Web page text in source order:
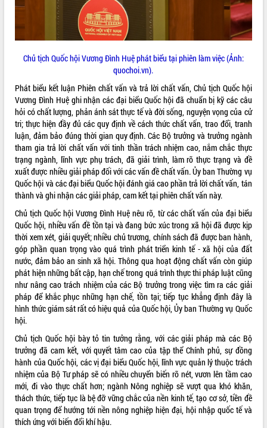
Khơi thông điểm nghẽn, đẩy nhanh
giải ngân vốn khắc phục thiên tai
HĐND tỉnh thông qua điều chỉnh Quy
hoạch tỉnh thời kỳ 2021-2030
Hội thảo góp ý hồ sơ điều chỉnh quy
hoạch tỉnh Đắk Lắk thời kỳ 2021-2030,
tầm nhìn đến năm 2050
Nâng cao hiệu quả hoạt động của các
doanh nghiệp nhà nước
Hội nghị triển khai kết nối mạng
truyền số liệu chuyên dùng phục vụ cơ
quan Đảng, Nhà nước
Lễ phát động chuỗi hoạt động chung
tay làm sạch môi trường
Xã Ea Kar bước chuyển mình trong
công tác cải cách hành chính mô hình
mới
UBND tỉnh họp báo định kỳ tháng 4
năm 2026
Hội thảo khoa học “Giải pháp thúc đẩy
phát triển nền kinh tế xanh tại tỉnh
Đắk Lắk”
Tăng cường giám sát, đôn đốc thực
hiện nhiệm vụ quản lý tài sản công
hàng tuần
Tháo gỡ những vướng mắc, đẩy mạnh
công tác cải cách thủ tục hành chính
tại Trung tâm Phục vụ hành chính
công tỉnh
Đắk Lắk: Tôn vinh 46 giải pháp tại Hội
thi Sáng tạo Kỹ thuật 2024 - 2025
Chủ tịch Quốc hội Vương Đình Huệ phát biểu tại phiên làm việc (Ảnh:
quochoi.vn).
Phát biểu kết luận Phiên chất vấn và trả lời chất vấn, Chủ tịch Quốc hội
Vương Đình Huệ ghi nhận các đại biểu Quốc hội đã chuẩn bị kỹ các câu
hỏi có chất lượng, phản ánh sát thực tế và đời sống, nguyện vọng của cử
tri; thực hiện đầy đủ các quy định về cách thức chất vấn, trao đổi, tranh
luận, đảm bảo đúng thời gian quy định. Các Bộ trưởng và trưởng ngành
tham gia trả lời chất vấn với tinh thần trách nhiệm cao, nắm chắc thực
trạng ngành, lĩnh vực phụ trách, đã giải trình, làm rõ thực trạng và đề
xuất được nhiều giải pháp đối với các vấn đề chất vấn. Ủy ban Thường vụ
Quốc hội và các đại biểu Quốc hội đánh giá cao phần trả lời chất vấn, tán
thành và ghi nhận các giải pháp, cam kết tại phiên chất vấn này.
Chủ tịch Quốc hội Vương Đình Huệ nêu rõ, từ các chất vấn của đại biểu
Quốc hội, nhiều vấn đề tồn tại và đang bức xúc trong xã hội đã được kịp
thời xem xét, giải quyết; nhiều chủ trương, chính sách đã được ban hành,
góp phần quan trọng vào quá trình phát triển kinh tế - xã hội của đất
nước, đảm bảo an sinh xã hội. Thông qua hoạt động chất vấn còn giúp
phát hiện những bất cập, hạn chế trong quá trình thực thi pháp luật cũng
như nâng cao trách nhiệm của các Bộ trưởng trong việc tìm ra các giải
pháp để khắc phục những hạn chế, tồn tại; tiếp tục khẳng định đây là
hình thức giám sát rất có hiệu quả của Quốc hội, Ủy ban Thường vụ Quốc
hội.
Chủ tịch Quốc hội bày tỏ tin tưởng rằng, với các giải pháp mà các Bộ
trưởng đã cam kết, với quyết tâm cao của tập thể Chính phủ, sự đồng
hành của Quốc hội, các vị đại biểu Quốc hội, lĩnh vực quản lý thuộc trách
nhiệm của Bộ Tư pháp sẽ có nhiều chuyển biến rõ nét, vươn lên tầm cao
mới, đi vào thực chất hơn; ngành Nông nghiệp sẽ vượt qua khó khăn,
thách thức, tiếp tục là bệ đỡ vững chắc của nền kinh tế, tạo cơ sở, tiền đề
quan trọng để hướng tới nền nông nghiệp hiện đại, hội nhập quốc tế và
thích ứng với biến đổi khí hậu.